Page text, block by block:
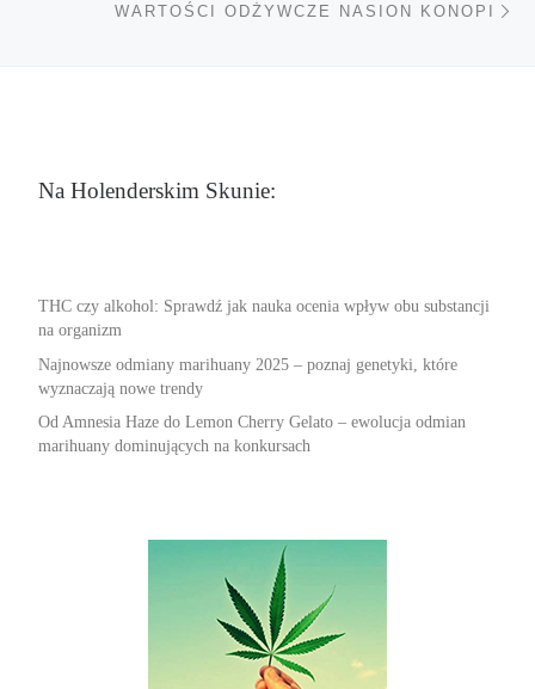
WARTOŚCI ODŻYWCZE NASION KONOPI
Na Holenderskim Skunie:
THC czy alkohol: Sprawdź jak nauka ocenia wpływ obu substancji
na organizm
Najnowsze odmiany marihuany 2025 – poznaj genetyki, które
wyznaczają nowe trendy
Od Amnesia Haze do Lemon Cherry Gelato – ewolucja odmian
marihuany dominujących na konkursach